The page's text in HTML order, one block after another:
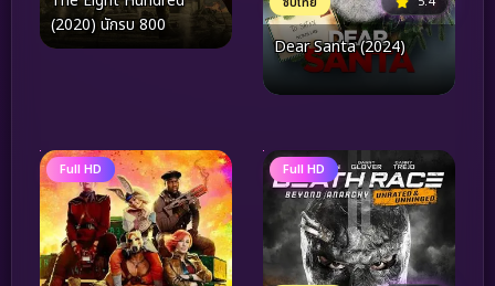
(2020) นักรบ 800
Dear Santa (2024)
Full HD Full HD